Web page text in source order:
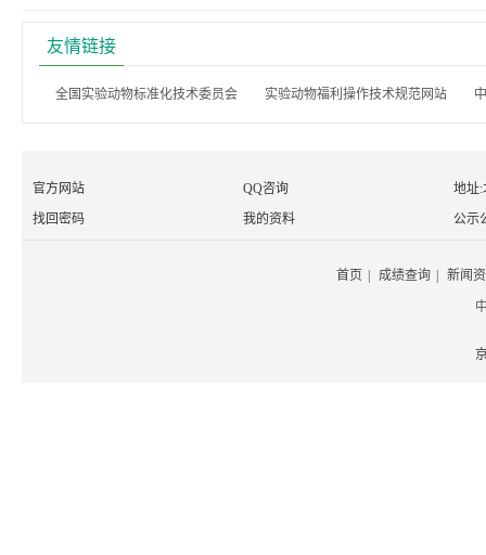
友情链接
全国实验动物标准化技术委员会 实验动物福利操作技术规范网站
官方网站 QQ咨询
地址:
找回密码
我的资料 公示
首页 成绩查询 新闻